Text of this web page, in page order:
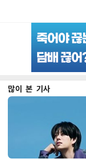
많이 본 기사